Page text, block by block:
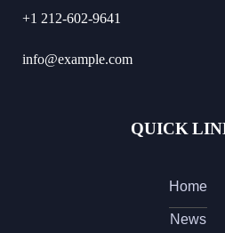
+1 212-602-9641
info@example.com
QUICK
Home
News